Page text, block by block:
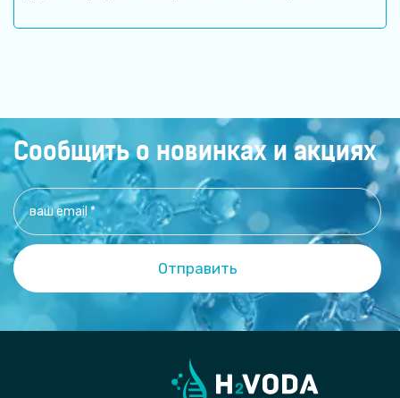
оксидативного стресса и защите гепатоцитов. Печень
Сообщить о новинках и акциях